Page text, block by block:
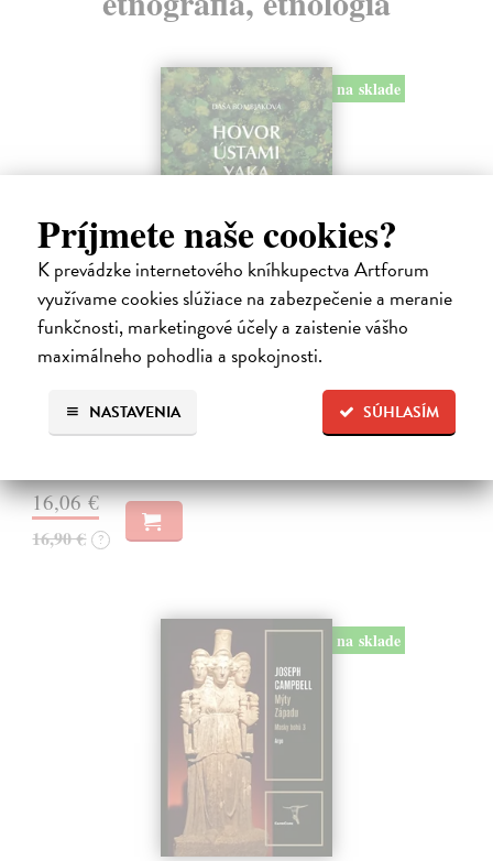
Príjmete naše cookies?
K prevádzke internetového kníhkupectva Artforum
využívame cookies slúžiace na zabezpečenie a meranie
funkčnosti, marketingové účely a zaistenie vášho
maximálneho pohodlia a spokojnosti.
SÚHLASÍM
NASTAVENIA
na sklade
Hovor ústami Yaka
Bombjaková Daša| Kniha
Ich deti denne prejdú rukami aj dvadsiatich rôznych ľudí. Nepoznajú
koncept viny, netolerujú chvastanie a namiesto o vzdelávaní hovoria o
zdieľaní múdrosti a dozrievaní.
16,06 €
16,90 € ?
na sklade